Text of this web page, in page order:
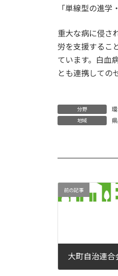
「単線型の進
重大な病に侵さ
労を支援するこ
ています。白血
とも連携しての
分野
地域
前の記事
大町自治連合